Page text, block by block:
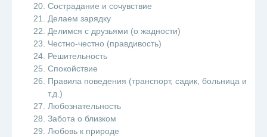
Сострадание и сочувствие
Делаем зарядку
Делимся с друзьями (о жадности)
Честно-честно (правдивость)
Решительность
Спокойствие
Правила поведения (транспорт, садик, больница и
т.д.)
Любознательность
Забота о близком
Любовь к природе